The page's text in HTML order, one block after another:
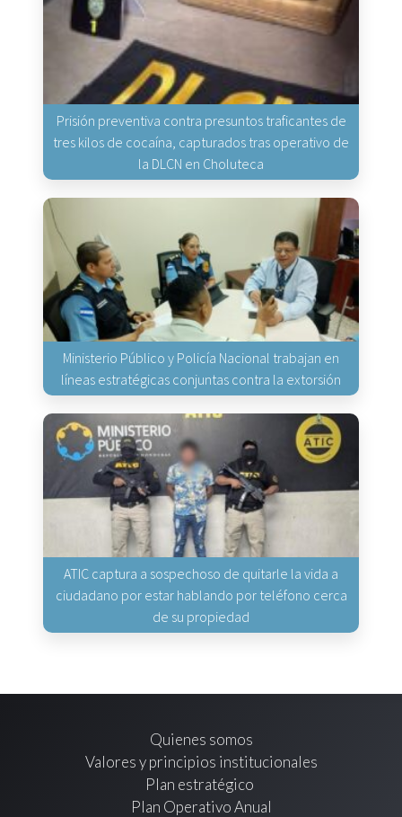
Prisión preventiva contra presuntos traficantes de
tres kilos de cocaína, capturados tras operativo de
la DLCN en Choluteca
Ministerio Público y Policía Nacional trabajan en
líneas estratégicas conjuntas contra la extorsión
ATIC captura a sospechoso de quitarle la vida a
ciudadano por estar hablando por teléfono cerca
de su propiedad
Quienes somos
Valores y principios institucionales
Plan estratégico
Plan Operativo Anual